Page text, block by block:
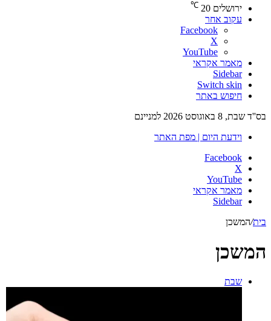
ירושלים 20
℃
עקוב אחר
Facebook
X
YouTube
מאמר אקראי
Sidebar
Switch skin
חיפוש באתר
בס''ד שבת, 8 באוגוסט 2026 למניינם
וידעת היום | מפת האתר
Facebook
X
YouTube
מאמר אקראי
Sidebar
בית/המשכן
המשכן
שבת